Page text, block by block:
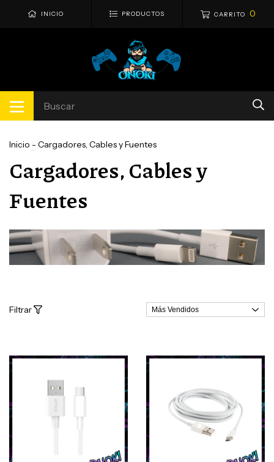
INICIO PRODUCTOS CARRITO 0
Inicio - Cargadores, Cables y Fuentes
Cargadores, Cables y
Fuentes
Filtrar